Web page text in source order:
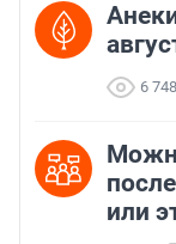
6 748
или